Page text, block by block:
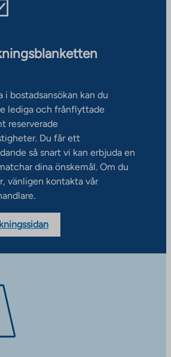
bostadsansökan kan du
lediga och frånflyttade
reserverade
Du får ett
så snart vi kan erbjuda en
dina önskemål. Om du
vänligen kontakta vår